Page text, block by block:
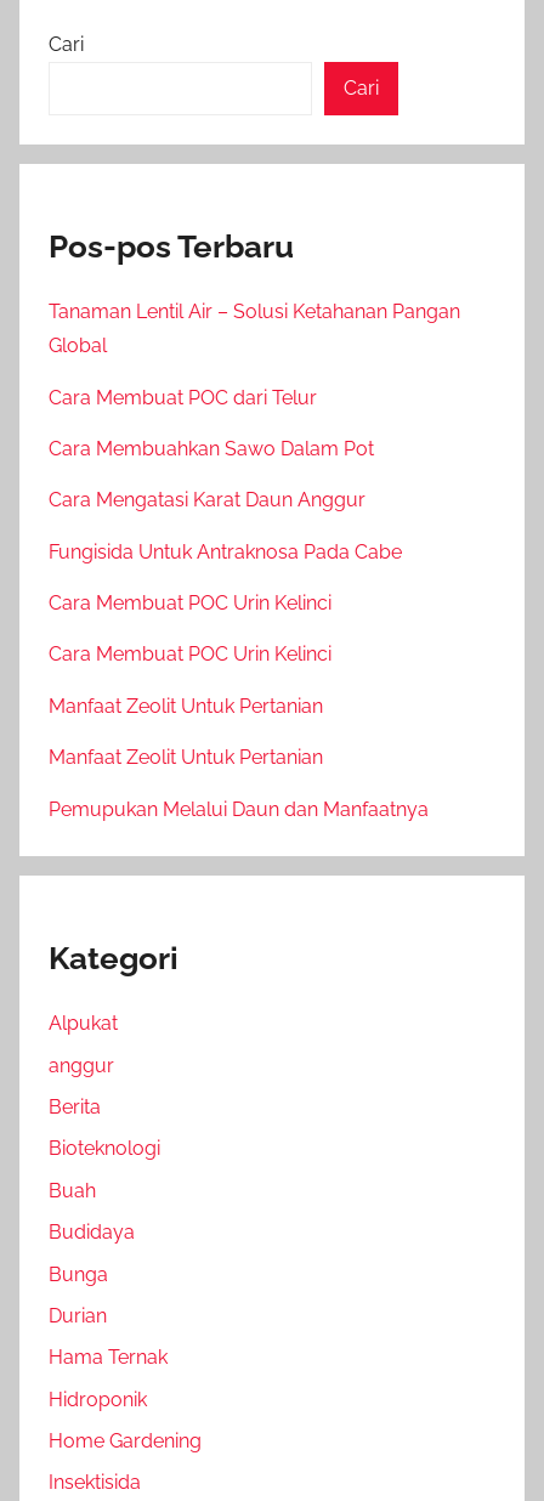
Cari
Cari
Pos-pos Terbaru
Tanaman Lentil Air – Solusi Ketahanan Pangan
Global
Cara Membuat POC dari Telur
Cara Membuahkan Sawo Dalam Pot
Cara Mengatasi Karat Daun Anggur
Fungisida Untuk Antraknosa Pada Cabe
Cara Membuat POC Urin Kelinci
Cara Membuat POC Urin Kelinci
Manfaat Zeolit Untuk Pertanian
Manfaat Zeolit Untuk Pertanian
Pemupukan Melalui Daun dan Manfaatnya
Kategori
Alpukat
anggur
Berita
Bioteknologi
Buah
Budidaya
Bunga
Durian
Hama Ternak
Hidroponik
Home Gardening
Insektisida